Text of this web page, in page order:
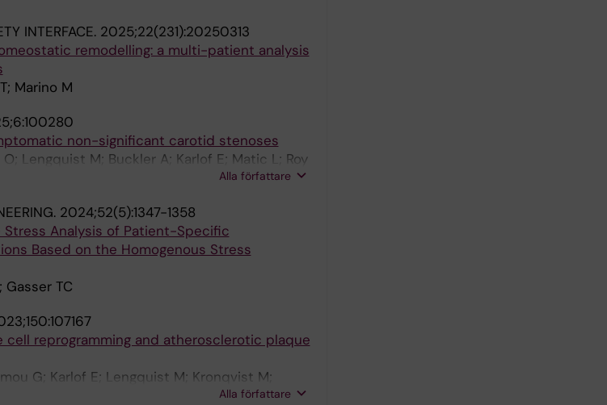
INTERFACE. 2025;22(231):20250313
remodelling: a multi-patient analysis
Marino M
non-significant carotid stenoses
Lengquist M; Buckler A; Karlof E; Matic L; Roy
Alla författare
2024;52(5):1347-1358
Analysis of Patient-Specific
Based on the Homogenous Stress
Gasser TC
reprogramming and atherosclerotic plaque
G; Karlof E; Lengquist M; Kronqvist M;
H; Biessen EAL; Bot I; Matic L
Alla författare